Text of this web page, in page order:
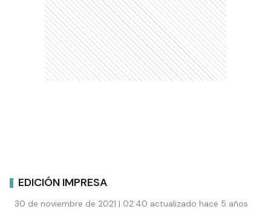
EDICIÓN IMPRESA
30 de noviembre de 2021 | 02:40 actualizado hace 5 años